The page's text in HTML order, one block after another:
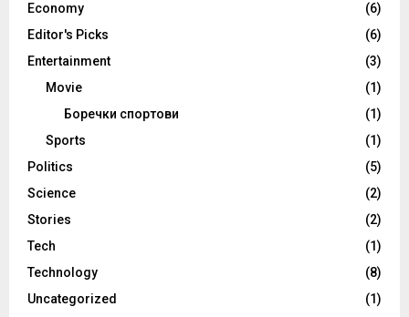
Economy
(6)
Editor's Picks
(6)
Entertainment
(3)
Movie
(1)
Боречки спортови
(1)
Sports
(1)
Politics
(5)
Science
(2)
Stories
(2)
Tech
(1)
Technology
(8)
Uncategorized
(1)